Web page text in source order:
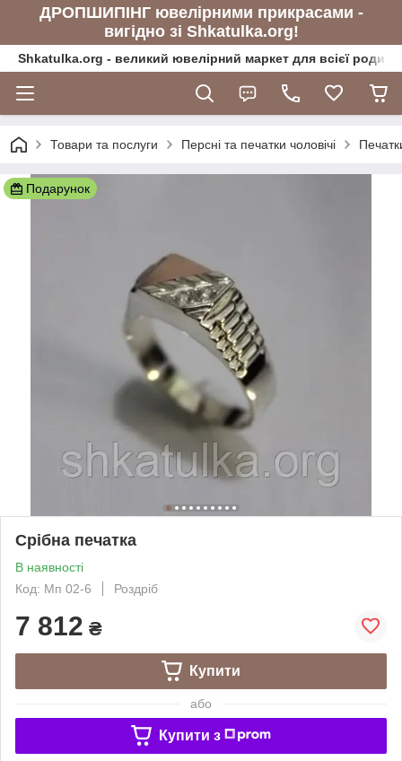
ДРОПШИПІНГ ювелірними прикрасами -
вигідно зі Shkatulka.org!
Shkatulka.org - великий ювелірний маркет для всієї
Товари та послуги Персні та печатки чоловічі
Подарунок
Срібна печатка
В наявності
Код: Мп 02-6
Роздріб
7 812 ₴
Купити
або
Купити з